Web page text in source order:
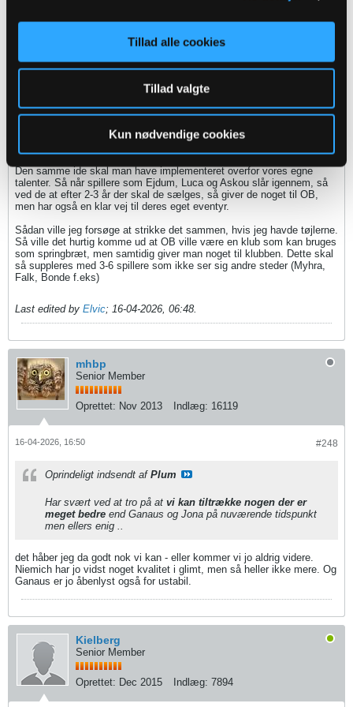
Tillad alle cookies
Tillad valgte
Kun nødvendige cookies
Har svært ved at tro på at vi kan tiltrække nogen der er
Tænker man skal kigge på den model som Ståle benyttede i FCK, de
1-3 år og det vigtigste i hele den plan var at de blev overholdt. Der er
Den samme ide skal man have implementeret overfor vores egne
talenter. Så når spillere som Ejdum, Luca og Askou slår igennem, så
ved de at efter 2-3 år der skal de sælges, så giver de noget til OB,
men har også en klar vej til deres eget eventyr.
Sådan ville jeg forsøge at strikke det sammen, hvis jeg havde tøjlerne.
Så ville det hurtig komme ud at OB ville være en klub som kan bruges
som springbræt, men samtidig giver man noget til klubben. Dette skal
så suppleres med 3-6 spillere som ikke ser sig andre steder (Myhra,
Falk, Bonde f.eks)
Last edited by Elvic; 16-04-2026, 06:48.
mhbp
Senior Member
Oprettet: Nov 2013 Indlæg: 16119
#248
16-04-2026, 16:50
Oprindeligt indsendt af Plum
Har svært ved at tro på at vi kan tiltrække nogen der er
meget bedre end Ganaus og Jona på nuværende tidspunkt
men ellers enig ..
det håber jeg da godt nok vi kan - eller kommer vi jo aldrig videre.
Niemich har jo vidst noget kvalitet i glimt, men så heller ikke mere. Og
Ganaus er jo åbenlyst også for ustabil.
Kielberg
Senior Member
Oprettet: Dec 2015 Indlæg: 7894